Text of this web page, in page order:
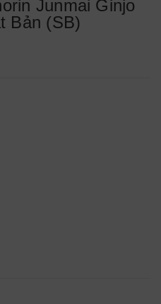
Junmai Ginjo
Bản (SB)